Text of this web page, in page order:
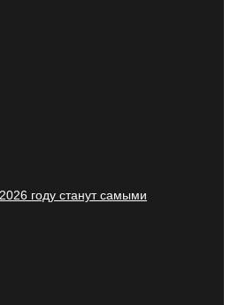
году станут самыми